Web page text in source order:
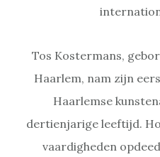
Tos Kostermans,
Haarlem, nam zijn
Haarlemse
dertienjarige leeftijd.
vaardigheden